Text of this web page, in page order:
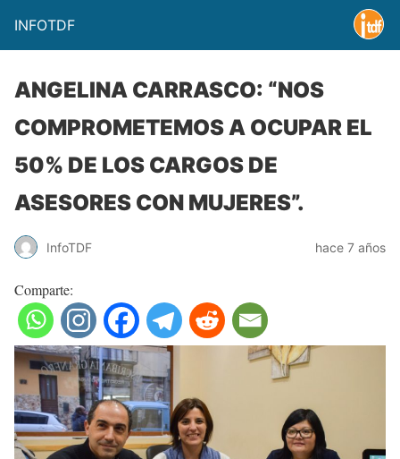
INFOTDF
ANGELINA CARRASCO: “NOS
COMPROMETEMOS A OCUPAR EL
50% DE LOS CARGOS DE
ASESORES CON MUJERES”.
InfoTDF hace 7 años
Comparte: